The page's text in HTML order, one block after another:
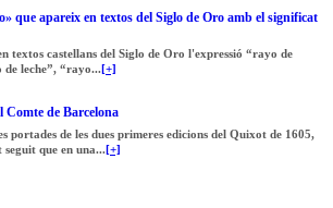
que apareix en textos del Siglo de Oro amb el significat
textos castellans del Siglo de Oro l'expressió “rayo de
de leche”, “rayo... [+]
Comte de Barcelona
portades de les dues primeres edicions del Quixot de 1605,
seguit que en una... [+]